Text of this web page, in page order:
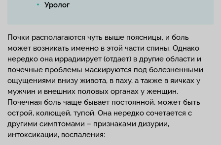
Уролог
Почки располагаются чуть выше поясницы, и боль
может возникать именно в этой части спины. Однако
нередко она иррадиирует (отдает) в другие области и
почечные проблемы маскируются под болезненными
ощущениями внизу живота, в паху, а также в яичках у
мужчин и внешних половых органах у женщин.
Почечная боль чаще бывает постоянной, может быть
острой, колющей, тупой. Она нередко сочетается с
другими симптомами – признаками дизурии,
интоксикации, воспаления: